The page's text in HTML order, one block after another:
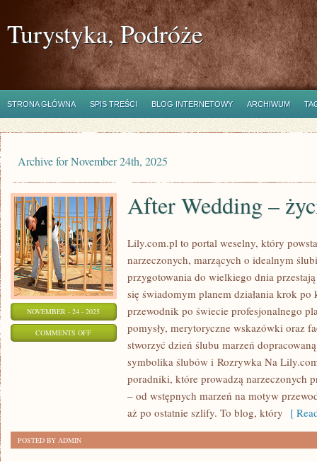
Turystyka, Podróże
STRONA GŁÓWNA SPIS TREŚCI BLOG INTERNETOWY ARCHIWUM
Archive for November 24th, 2025
NOVEMBER - 24 - 2025
COMMENTS OFFON
After Wedding –
Lily.com.pl to portal weselny, który
narzeczonych, marzących o idealnym
przygotowania do wielkiego dnia
się świadomym planem działania krok
przewodnik po świecie profesjonalnego
pomysły, merytoryczne wskazówki oraz
stworzyć dzień ślubu marzeń
symbolika ślubów i Rozrywka Na
poradniki, które prowadzą narzeczonych
– od wstępnych marzeń na motyw
aż po ostatnie szlify. To blog, który [
POSTED BY ADMIN